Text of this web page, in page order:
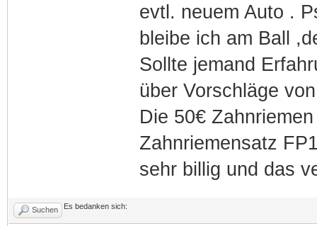
evtl. neuem Auto .
bleibe ich am Ball
Sollte jemand
über Vorschläge
Die 50€
Zahnriemensatz
sehr billig und das
Suchen Es bedanken sich: